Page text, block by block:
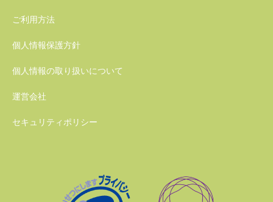
ご利用方法
個人情報保護方針
個人情報の取り扱いについて
運営会社
セキュリティポリシー